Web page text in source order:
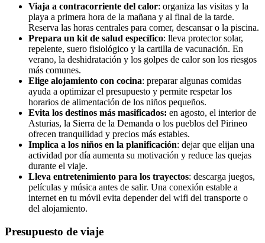
Viaja a contracorriente del calor: organiza las visitas y la
playa a primera hora de la mañana y al final de la tarde.
Reserva las horas centrales para comer, descansar o la piscina.
Prepara un kit de salud específico: lleva protector solar,
repelente, suero fisiológico y la cartilla de vacunación. En
verano, la deshidratación y los golpes de calor son los riesgos
más comunes.
Elige alojamiento con cocina: preparar algunas comidas
ayuda a optimizar el presupuesto y permite respetar los
horarios de alimentación de los niños pequeños.
Evita los destinos más masificados: en agosto, el interior de
Asturias, la Sierra de la Demanda o los pueblos del Pirineo
ofrecen tranquilidad y precios más estables.
Implica a los niños en la planificación: dejar que elijan una
actividad por día aumenta su motivación y reduce las quejas
durante el viaje.
Lleva entretenimiento para los trayectos: descarga juegos,
películas y música antes de salir. Una conexión estable a
internet en tu móvil evita depender del wifi del transporte o
del alojamiento.
Presupuesto de viaje